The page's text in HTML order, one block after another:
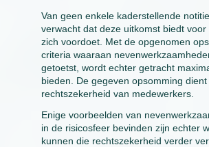
Van geen enkele kaderstellende
verwacht dat deze uitkomst biedt
zich voordoet. Met de opgenomen
criteria waaraan
getoetst, wordt echter getracht
bieden. De gegeven opsomming
rechtszekerheid van medewerkers.
Enige voorbeelden van
in de risicosfeer bevinden zijn echter
kunnen die rechtszekerheid verder